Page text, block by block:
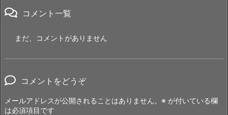
コメント一覧
まだ、コメントがありません
コメントをどうぞ
メールアドレスが公開されることはありません。 ※ が付いている欄
は必須項目です